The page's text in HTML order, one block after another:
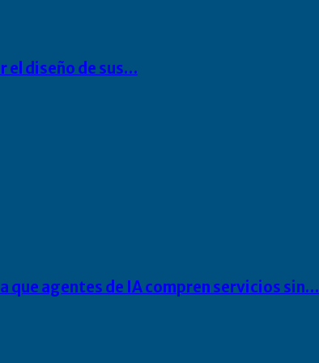
el diseño de sus…
agentes de IA compren servicios sin…